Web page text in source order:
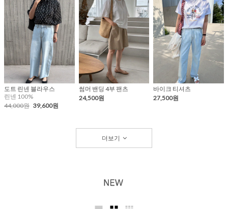
도트 린넨 블라우스
린넨 100%
44,000원 39,600원
썸머 밴딩 4부 팬츠
24,500원
바이크 티셔츠
27,500원
더보기